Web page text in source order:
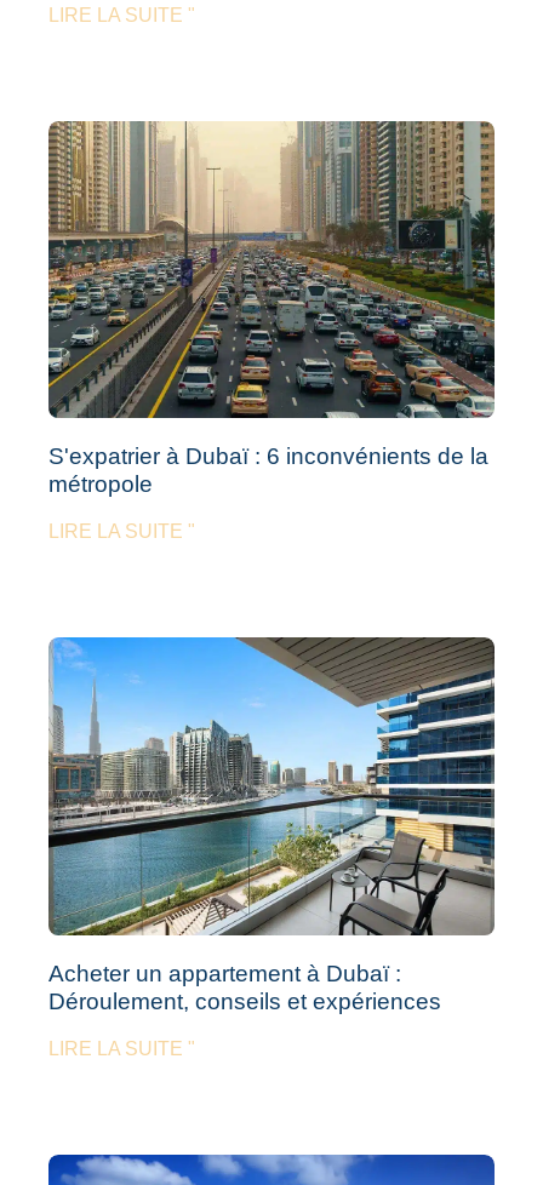
LIRE LA SUITE "
S'expatrier à Dubaï : 6 inconvénients de la
métropole
LIRE LA SUITE "
Acheter un appartement à Dubaï :
Déroulement, conseils et expériences
LIRE LA SUITE "